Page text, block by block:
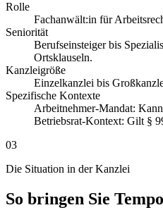
Rolle
Fachanwält:in für
Seniorität
Berufseinsteiger bis
Ortsklauseln.
Kanzleigröße
Einzelkanzlei bis
Spezifische Kontexte
Arbeitnehmer-Mandat:
Betriebsrat-Kontext: Gilt §
03
Die Situation in der Kanzlei
So bringen Sie